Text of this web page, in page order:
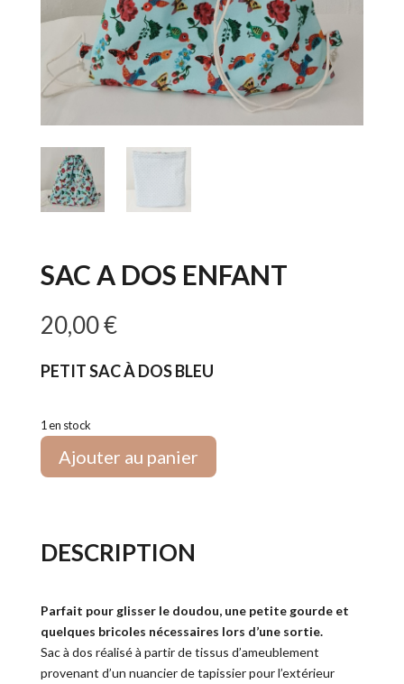
SAC A DOS ENFANT
20,00€
PETIT SAC À DOS BLEU
1 en stock
Ajouter au panier
DESCRIPTION
Parfait pour glisser le doudou, une petite gourde et
quelques bricoles nécessaires lors d’une sortie.
Sac à dos réalisé à partir de tissus d’ameublement
provenant d’un nuancier de tapissier pour l’extérieur